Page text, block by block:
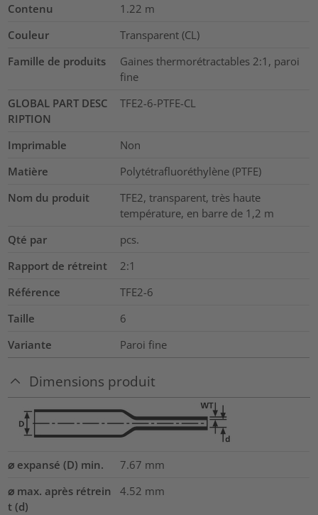
Contenu 1.22 m
Couleur
Transparent (CL)
Famille de produits
Gaines thermorétractables 2:1, paroi
fine
GLOBAL PART DESC
RIPTION
TFE2-6-PTFE-CL
Imprimable
Non
Matière
Polytétrafluoréthylène (PTFE)
Nom du produit
TFE2, transparent, très haute
température, en barre de 1,2 m
Qté par
pcs.
Rapport de rétreint
2:1
Référence
TFE2-6
Taille
6
Variante
Paroi fine
Dimensions produit
⌀ expansé (D) min. 7.67 mm
⌀ max. après rétrein
t (d)
4.52 mm